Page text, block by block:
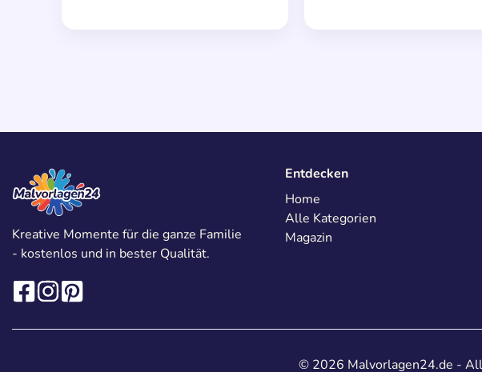
Kreative Momente für die ganze Familie
- kostenlos und in bester Qualität.
Entdecken
Home
Alle Kategorien
Magazin
© 2026 Malvorlagen24.de -